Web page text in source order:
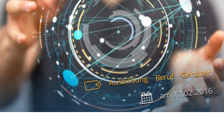
Ausbildung Beruf Gehälter
am17.02.2016